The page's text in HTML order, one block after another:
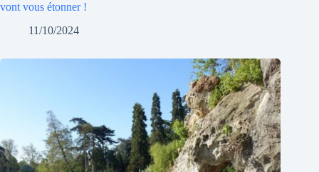
vont vous étonner !
11/10/2024